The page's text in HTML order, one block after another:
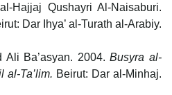
Hajjaj Qushayri Al-Naisaburi.
Dar Ihya’ al-Turath al-Arabiy.
Ali Ba’asyan. 2004.Busyra al-
al-Ta’lim. Beirut: Dar al-Minhaj.